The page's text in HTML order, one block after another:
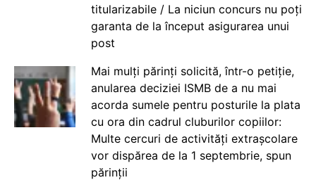
titularizabile / La niciun concurs nu poți
garanta de la început asigurarea unui
post
Mai mulți părinți solicită, într-o petiție,
anularea deciziei ISMB de a nu mai
acorda sumele pentru posturile la plata
cu ora din cadrul cluburilor copiilor:
Multe cercuri de activități extrașcolare
vor dispărea de la 1 septembrie, spun
părinții